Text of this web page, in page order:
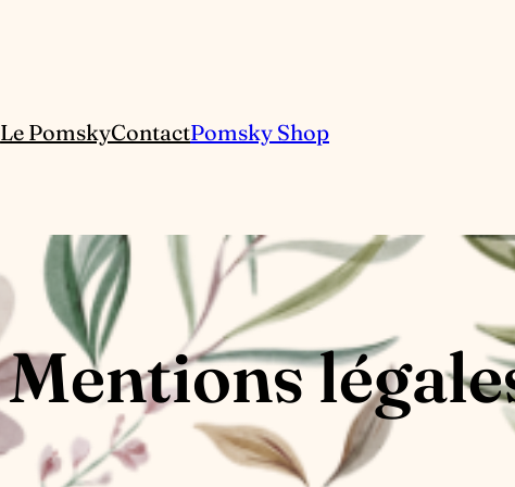
Le PomskyContactPomsky Shop
Mentions